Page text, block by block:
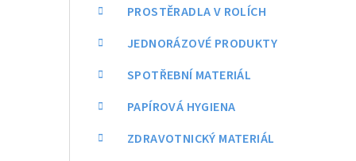
PROSTĚRADLA V ROLÍCH
JEDNORÁZOVÉ PRODUKTY
SPOTŘEBNÍ MATERIÁL
PAPÍROVÁ HYGIENA
ZDRAVOTNICKÝ MATERIÁL